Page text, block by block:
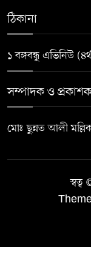
৮
৯
১০
ঠিকানা
১ বঙ্গবন্ধু এভিনিউ
সম্পাদক ও প্রকাশক
মোঃ ছুন্নত আলী